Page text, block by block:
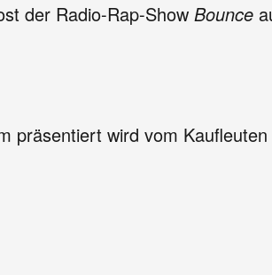
der Radio-Rap-Show Bounce
präsentiert wird vom